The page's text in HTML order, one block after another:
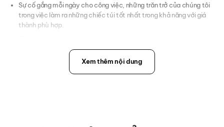
Sự cố gắng mỗi ngày cho công việc, những trăn trở của chúng tôi
trong việc làm ra những chiếc túi tốt nhất trong khả năng với giá
thành phù hợp.
Kế thừa đam mê của chúng tôi sang thế hệ tiếp theo.
Xem thêm nội dung